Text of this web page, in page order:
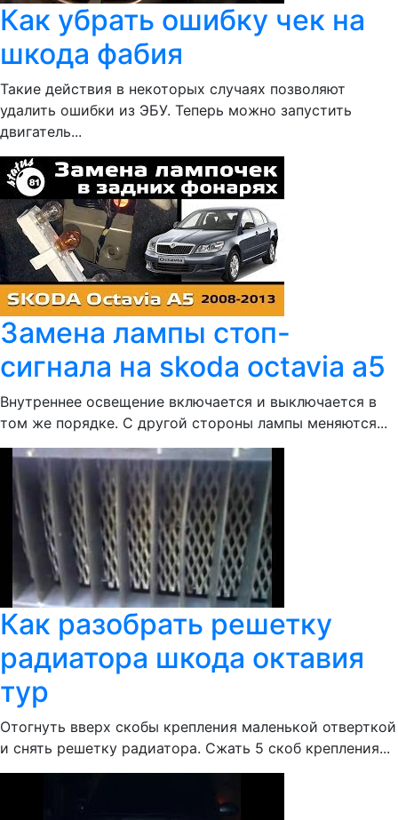
Как убрать ошибку чек на
шкода фабия
Такие действия в некоторых случаях позволяют
удалить ошибки из ЭБУ. Теперь можно запустить
двигатель...
Замена лампы стоп-
сигнала на skoda octavia a5
Внутреннее освещение включается и выключается в
том же порядке. С другой стороны лампы меняются...
Как разобрать решетку
радиатора шкода октавия
тур
Отогнуть вверх скобы крепления маленькой отверткой
и снять решетку радиатора. Сжать 5 скоб крепления...